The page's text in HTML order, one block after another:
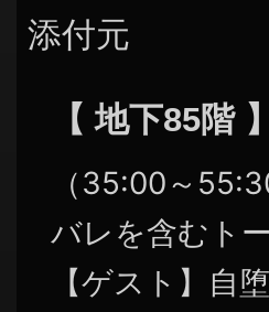
添付元
【 地下85階
（35:00～
バレを含むト
【ゲスト】自